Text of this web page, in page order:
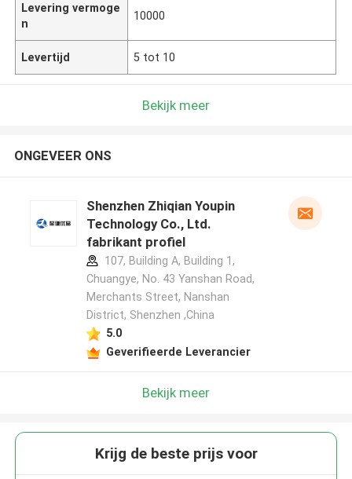
Levering vermoge
n
10000
Levertijd 5 tot 10
Bekijk meer
ONGEVEER ONS
Shenzhen Zhiqian Youpin
Technology Co., Ltd.
fabrikant profiel
107, Building A, Building 1,
Chuangye, No. 43 Yanshan Road,
Merchants Street, Nanshan
District, Shenzhen ,China
5.0
Geverifieerde Leverancier
Bekijk meer
Krijg de beste prijs voor